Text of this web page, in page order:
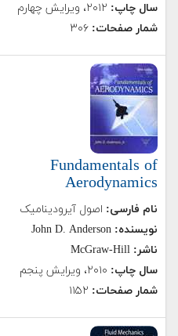
سال چاپ:
شمار صفحات:
Fundamentals of
Aerodynamics
نام فارسی: اصول آیرودینامیک
نویسنده: John D. Anderson
ناشر:
سال چاپ:
شمار صفحات: